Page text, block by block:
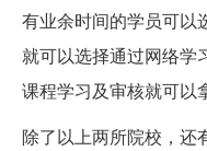
有业余时间的学员可以
就可以选择通过网络学
课程学习及审核就可以
除了以上两所院校，还